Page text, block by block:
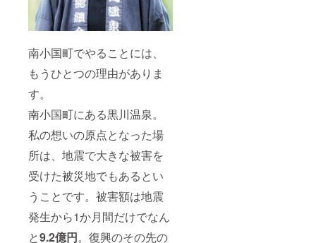
南小国町でやることには、
もうひとつの理由がありま
す。
南小国町にある黒川温泉。
私の想いの原点となった場
所は、地震で大きな被害を
受けた被災地でもあるとい
うことです。被害額は地震
発生から1か月間だけでなん
と9.2億円。復興のその先の